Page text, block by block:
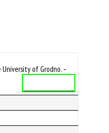
of Grodno. –